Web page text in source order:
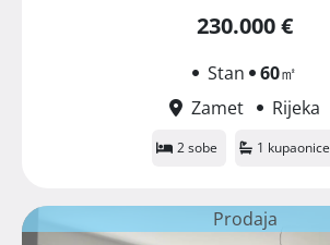
230.000 €
Stan 60㎡
Zamet
Rijeka
2 sobe 1 kupaonice
Prodaja